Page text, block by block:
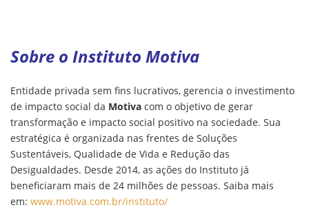
Sobre o Instituto Motiva
Entidade privada sem fins lucrativos, gerencia o investimento
de impacto social da Motiva com o objetivo de gerar
transformação e impacto social positivo na sociedade. Sua
estratégica é organizada nas frentes de Soluções
Sustentáveis, Qualidade de Vida e Redução das
Desigualdades. Desde 2014, as ações do Instituto já
beneficiaram mais de 24 milhões de pessoas. Saiba mais
em: www.motiva.com.br/instituto/